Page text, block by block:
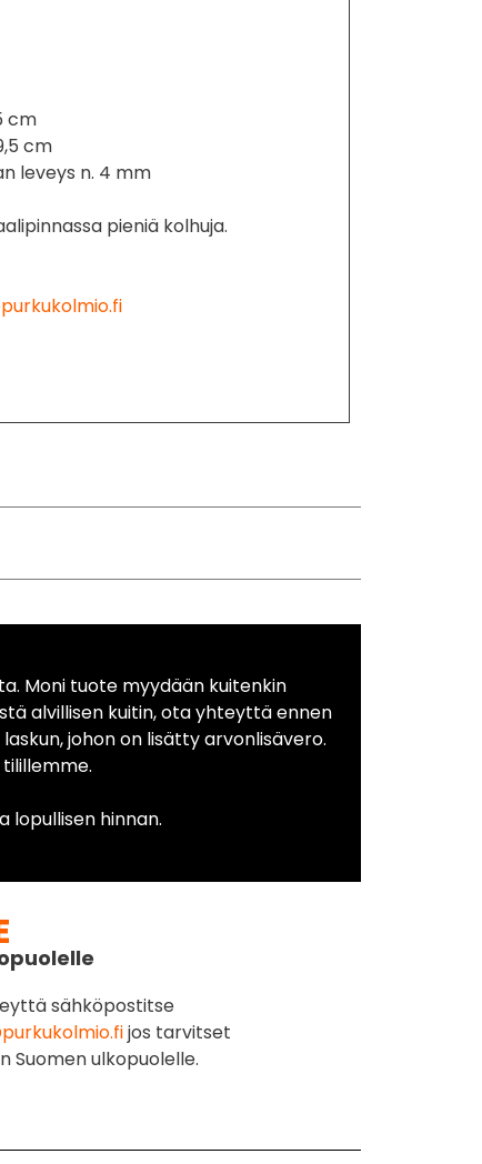
cm
cm
leveys n. 4 mm
pieniä kolhuja.
Moni tuote myydään kuitenkin
alvillisen kuitin, ota yhteyttä ennen
johon on lisätty arvonlisävero.
lopullisen hinnan.
sähköpostitse
jos tarvitset
Suomen ulkopuolelle.